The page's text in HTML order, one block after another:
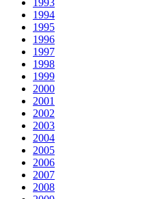
1993
1994
1995
1996
1997
1998
1999
2000
2001
2002
2003
2004
2005
2006
2007
2008